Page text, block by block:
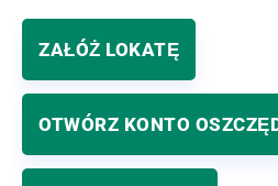
ZAŁÓŻ LOKATĘ
OTWÓRZ KONTO